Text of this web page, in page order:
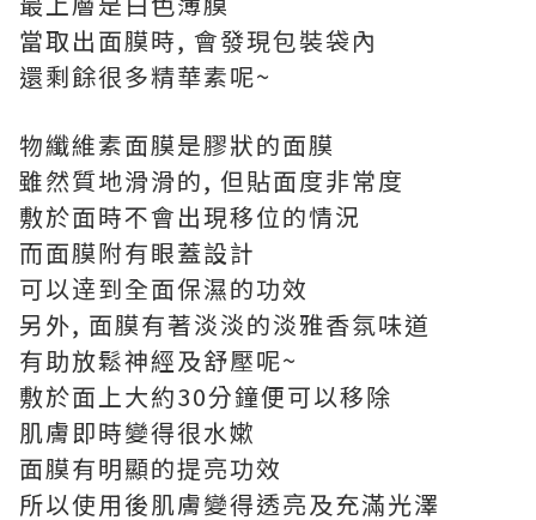
當取出面膜時, 會發現包裝袋內
還剩餘很多精華素呢~
物纖維素面膜是膠狀的面膜
雖然質地滑滑的, 但貼面度非常度
敷於面時不會出現移位的情況
而面膜附有眼蓋設計
可以逹到全面保濕的功效
另外, 面膜有著淡淡的淡雅香氛味道
有助放鬆神經及舒壓呢~
敷於面上大約30分鐘便可以移除
肌膚即時變得很水嫰
面膜有明顯的提亮功效
所以使用後肌膚變得透亮及充滿光澤